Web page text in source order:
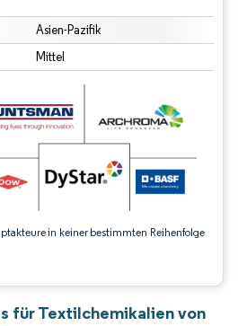
Asien-Pazifik
Mittel
in keiner bestimmten Reihenfolge
erfordert Namensnennung
für Textilchemikalien von